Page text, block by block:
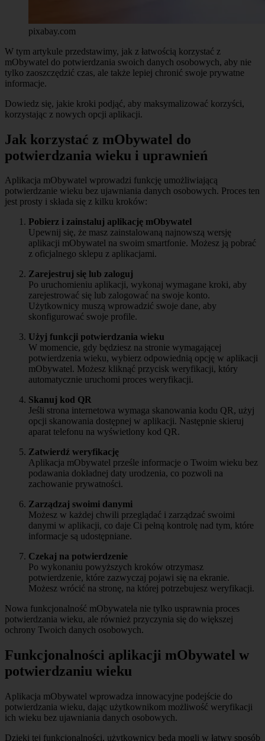
pixabay.com
W tym artykule przedstawimy, jak z łatwością korzystać z
mObywatel do potwierdzania swoich danych osobowych, aby nie
tylko zaoszczędzić czas, ale także lepiej chronić swoje prywatne
informacje.
Dowiedz się, jakie kroki podjąć, aby maksymalizować korzyści,
korzystając z nowych opcji aplikacji.
Jak korzystać z mObywatel do
potwierdzania wieku i uprawnień
Aplikacja mObywatel wprowadzi funkcję umożliwiającą
potwierdzanie wieku bez ujawniania danych osobowych. Proces ten
jest prosty i składa się z kilku kroków:
Pobierz i zainstaluj aplikację mObywatel
Upewnij się, że masz zainstalowaną najnowszą wersję
aplikacji mObywatel na swoim smartfonie. Możesz ją pobrać
z oficjalnego sklepu z aplikacjami.
Zarejestruj się lub zaloguj
Po uruchomieniu aplikacji, wykonaj wymagane kroki, aby
zarejestrować się lub zalogować na swoje konto.
Użytkownicy muszą wprowadzić swoje dane, aby
skonfigurować swoje profile.
Użyj funkcji potwierdzania wieku
W momencie, gdy będziesz na stronie wymagającej
potwierdzenia wieku, wybierz odpowiednią opcję w aplikacji
mObywatel. Możesz kliknąć przycisk weryfikacji, który
automatycznie uruchomi proces weryfikacji.
Skanuj kod QR
Jeśli strona internetowa wymaga skanowania kodu QR, użyj
opcji skanowania dostępnej w aplikacji. Następnie skieruj
aparat telefonu na wyświetlony kod QR.
Zatwierdź weryfikację
Aplikacja mObywatel prześle informacje o Twoim wieku bez
podawania dokładnej daty urodzenia, co pozwoli na
zachowanie prywatności.
Zarządzaj swoimi danymi
Możesz w każdej chwili przeglądać i zarządzać swoimi
danymi w aplikacji, co daje Ci pełną kontrolę nad tym, które
informacje są udostępniane.
Czekaj na potwierdzenie
Po wykonaniu powyższych kroków otrzymasz
potwierdzenie, które zazwyczaj pojawi się na ekranie.
Możesz wrócić na stronę, na której potrzebujesz weryfikacji.
Nowa funkcjonalność mObywatela nie tylko usprawnia proces
potwierdzania wieku, ale również przyczynia się do większej
ochrony Twoich danych osobowych.
Funkcjonalności aplikacji mObywatel w
potwierdzaniu wieku
Aplikacja mObywatel wprowadza innowacyjne podejście do
potwierdzania wieku, dając użytkownikom możliwość weryfikacji
ich wieku bez ujawniania danych osobowych.
Dzięki tej funkcjonalności, użytkownicy będą mogli w łatwy sposób